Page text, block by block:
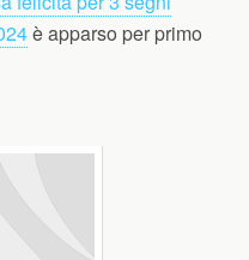
è apparso per primo